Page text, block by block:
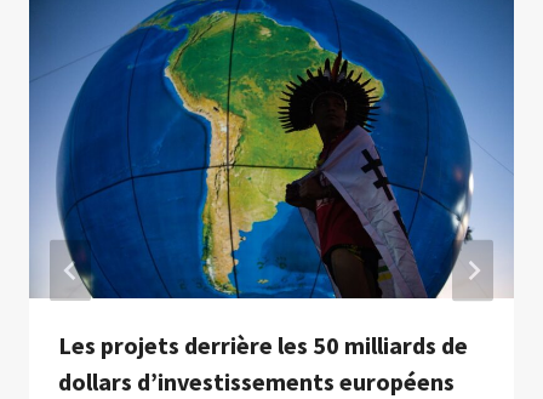
Les projets derrière les 50 milliards de
dollars d’investissements européens